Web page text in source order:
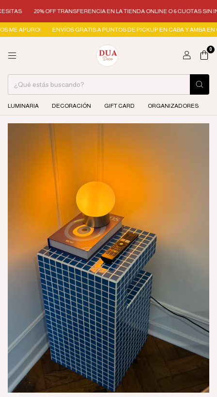
20% OFF TRANSFERENCIA EN LA TIENDA ONLINE O 6 CUOTAS SIN INTERÉS
ENVÍOS GRATIS A PUNTOS DE PICKUP EN CABA Y AMBA EN
0
LUMINARIA DECORACIÓN GIFT CARD ORGANIZADORES